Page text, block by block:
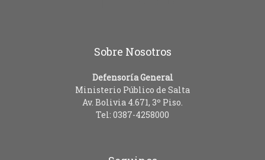
Sobre Nosotros
Defensoría General
Ministerio Público de Salta
Av. Bolivia 4.671, 3º Piso.
Tel: 0387-4258000